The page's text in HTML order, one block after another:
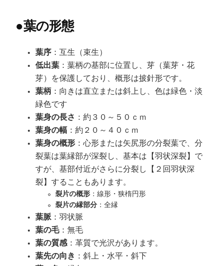
●葉の形態
葉序 ：互生（束生）
低出葉 ：葉柄の基部に位置し、芽（葉芽・花
芽）を保護しており、概形は披針形です。
葉柄 ：向きは直立または斜上し、色は緑色・淡
緑色です
葉身の長さ ：約３０～５０ｃｍ
葉身の幅 ：約２０～４０ｃｍ
葉身の概形 ：心形または矢尻形の分裂葉で、分
裂葉は葉縁部が深裂し、基本は【羽状深裂】で
すが、基部付近がさらに分裂し【２回羽状深
裂】することもあります。
裂片の概形 ：線形・狭楕円形
裂片の縁部分 ：全縁
葉脈 ：羽状脈
葉の毛：無毛
葉の質感 ：革質で光沢があります。
葉先の向き ：斜上・水平・斜下